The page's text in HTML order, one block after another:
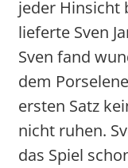
jeder Hinsicht
lieferte Sven
Sven fand
dem
ersten Satz
nicht ruhen.
das Spiel